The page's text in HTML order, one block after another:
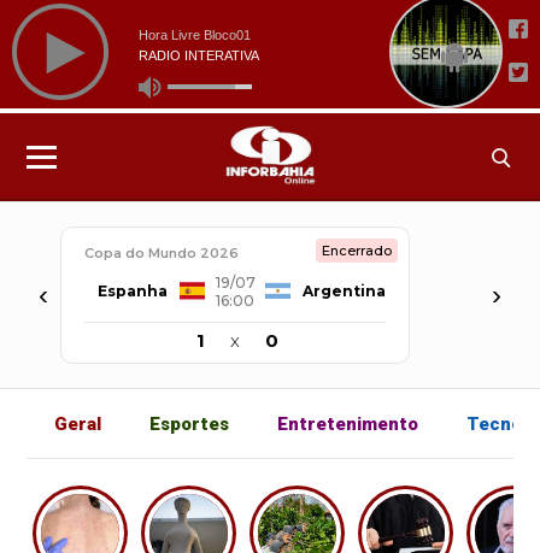
‹
Copa do Mundo 2026 Encerrado
Espanha
19/07
16:00
Argentina
1 x 0
›
Geral Esportes Entretenimento